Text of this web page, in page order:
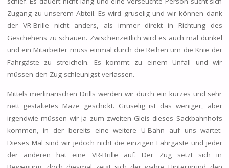
Zugang zu unserem Abteil. Es wird gruselig und wir können dank
der VR-Brille nicht anders, als immer direkt in Richtung des
Geschehens zu schauen. Zwischenzeitlich wird es auch mal dunkel
und ein Mitarbeiter muss einmal durch die Reihen um die Knie der
Fahrgäste zu streicheln. Es kommt zu einem Unfall und wir
müssen den Zug schleunigst verlassen.
Mittels merlinarischen Drills werden wir durch ein kurzes und sehr
nett gestaltetes Maze geschickt. Gruselig ist das weniger, aber
irgendwie müssen wir ja zum zweiten Gleis dieses Sackbahnhofs
kommen, in der bereits eine weitere U-Bahn auf uns wartet.
Dieses Mal sind wir jedoch nicht die einzigen Fahrgäste und jeder
der anderen hat eine VR-Brille auf. Der Zug setzt sich in